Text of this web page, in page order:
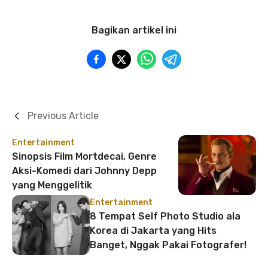
Bagikan artikel ini
Entertainment
Sinopsis Film Mortdecai, Genre
Aksi-Komedi dari Johnny Depp
yang Menggelitik
Previous Article
Entertainment
8 Tempat Self Photo Studio ala
Korea di Jakarta yang Hits
Banget, Nggak Pakai Fotografer!